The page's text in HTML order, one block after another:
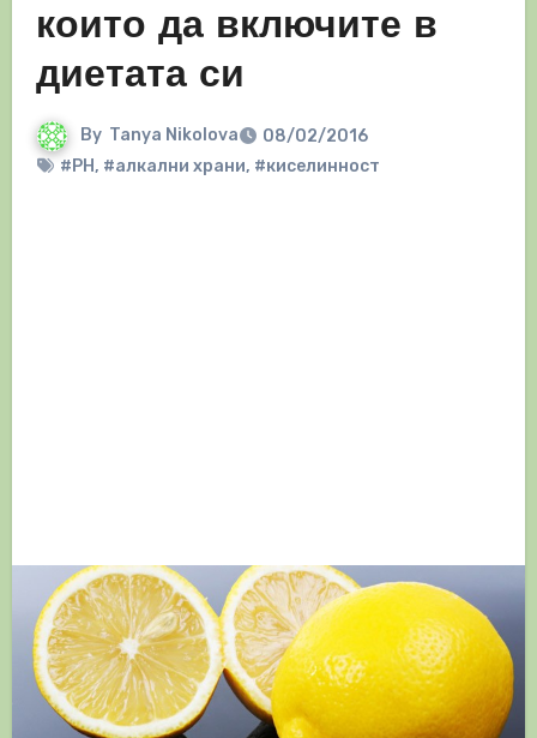
които да включите в
диетата си
By Tanya Nikolova
08/02/2016
#PH, #алкални храни, #киселинност